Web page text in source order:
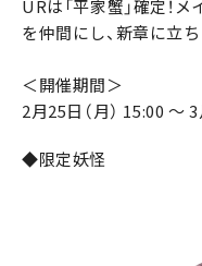
URは「平家蟹」確定！
を仲間にし、新章に立ち
＜開催期間＞
2月25日（月） 15:00 ～
◆限定妖怪